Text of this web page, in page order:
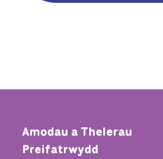
Amodau a Thelerau
Preifatrwydd